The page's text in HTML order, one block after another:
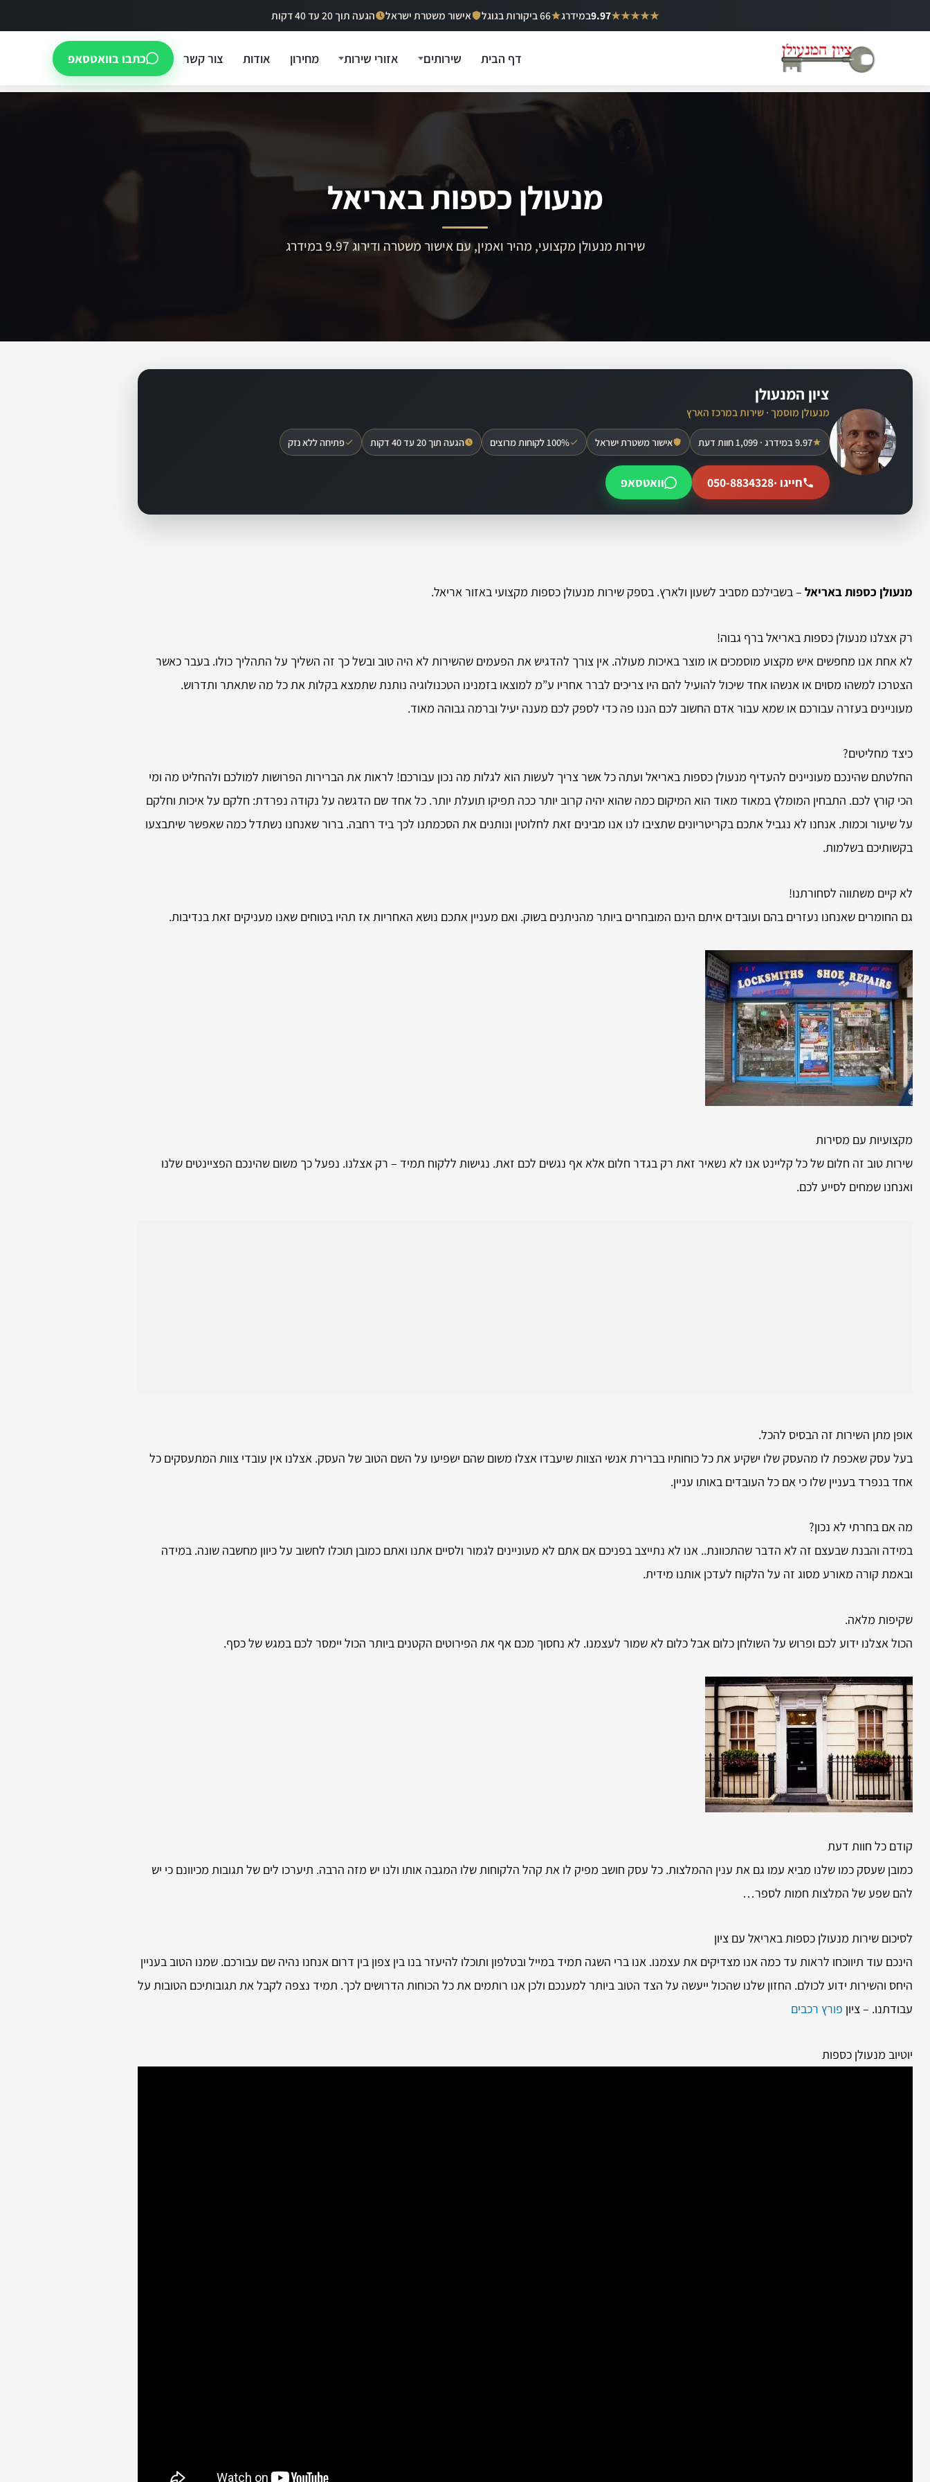
לתוכן
★★★★★
9.97במידרג 66 ביקורות בגוגל אישור משטרת ישראל הגעה תוך 20 עד 40 דקות
דף הבית שירותים אזורי שירות מחירון אודות צור קשר כתבו בוואטסאפ
מנעולן כספות באריאל
שירות מנעולן מקצועי, מהיר ואמין, עם אישור משטרה ודירוג 9.97 במידרג
ציון המנעולן
מנעולן מוסמך · שירות במרכז הארץ
9.97 במידרג · 1,099 חוות דעת אישור משטרת ישראל 100% לקוחות מרוצים הגעה תוך 20 עד 40 דקות פתיחה ללא נזק
חייגו ·050-8834328 וואטסאפ
מנעולן כספות באריאל – בשבילכם מסביב לשעון ולארץ. בספק שירות מנעולן כספות מקצועי באזור אריאל.
רק אצלנו מנעולן כספות באריאל ברף גבוה!
לא אחת אנו מחפשים איש מקצוע מוסמכים או מוצר באיכות מעולה. אין צורך להדגיש את הפעמים שהשירות לא היה טוב ובשל כך זה השליך על התהליך כולו. בעבר כאשר
הצטרכו למשהו מסוים או אנשהו אחד שיכול להועיל להם היו צריכים לברר אחריו ע”מ למוצאו בזמנינו הטכנולוגיה נותנת שתמצא בקלות את כל מה שתאתר ותדרוש.
מעוניינים בעזרה עבורכם או שמא עבור אדם החשוב לכם הננו פה כדי לספק לכם מענה יעיל וברמה גבוהה מאוד.
כיצד מחליטים?
החלטתם שהינכם מעוניינים להעדיף מנעולן כספות באריאל ועתה כל אשר צריך לעשות הוא לגלות מה נכון עבורכם! לראות את הברירות הפרושות למולכם ולהחליט מה ומי
הכי קורץ לכם. התבחין המומלץ במאוד מאוד הוא המיקום כמה שהוא יהיה קרוב יותר ככה תפיקו תועלת יותר. כל אחד שם הדגשה על נקודה נפרדת: חלקם על איכות וחלקם
על שיעור וכמות. אנחנו לא נגביל אתכם בקריטריונים שתציבו לנו אנו מבינים זאת לחלוטין ונותנים את הסכמתנו לכך ביד רחבה. ברור שאנחנו נשתדל כמה שאפשר שיתבצעו
בקשותיכם בשלמות.
לא קיים משתווה לסחורתנו!
גם החומרים שאנחנו נעזרים בהם ועובדים איתם הינם המובחרים ביותר מהניתנים בשוק. ואם מעניין אתכם נושא האחריות אז תהיו בטוחים שאנו מעניקים זאת בנדיבות.
מקצועיות עם מסירות
שירות טוב זה חלום של כל קליינט אנו לא נשאיר זאת רק בגדר חלום אלא אף נגשים לכם זאת. נגישות ללקוח תמיד – רק אצלנו. נפעל כך משום שהינכם הפציינטים שלנו
ואנחנו שמחים לסייע לכם.
אופן מתן השירות זה הבסיס להכל.
בעל עסק שאכפת לו מהעסק שלו ישקיע את כל כוחותיו בברירת אנשי הצוות שיעבדו אצלו משום שהם ישפיעו על השם הטוב של העסק. אצלנו אין עובדי צוות המתעסקים כל
אחד בנפרד בעניין שלו כי אם כל העובדים באותו עניין.
מה אם בחרתי לא נכון?
במידה והבנת שבעצם זה לא הדבר שהתכוונת.. אנו לא נתייצב בפניכם אם אתם לא מעוניינים לגמור ולסיים אתנו ואתם כמובן תוכלו לחשוב על כיוון מחשבה שונה. במידה
ובאמת קורה מאורע מסוג זה על הלקוח לעדכן אותנו מידית.
שקיפות מלאה.
הכול אצלנו ידוע לכם ופרוש על השולחן כלום אבל כלום לא שמור לעצמנו. לא נחסוך מכם אף את הפירוטים הקטנים ביותר הכול יימסר לכם במגש של כסף.
קודם כל חוות דעת
כמובן שעסק כמו שלנו מביא עמו גם את ענין ההמלצות. כל עסק חושב מפיק לו את קהל הלקוחות שלו המגבה אותו ולנו יש מזה הרבה. תיערכו לים של תגובות מכיוונם כי יש
להם שפע של המלצות חמות לספר…
לסיכום שירות מנעולן כספות באריאל עם ציון
הינכם עוד תיווכחו לראות עד כמה אנו מצדיקים את עצמנו. אנו ברי השגה תמיד במייל ובטלפון ותוכלו להיעזר בנו בין צפון בין דרום אנחנו נהיה שם עבורכם. שמנו הטוב בעניין
היחס והשירות ידוע לכולם. החזון שלנו שהכול ייעשה על הצד הטוב ביותר למענכם ולכן אנו רותמים את כל הכוחות הדרושים לכך. תמיד נצפה לקבל את תגובותיכם הטובות על
עבודתנו. – ציון פורץ רכבים
יוטיוב מנעולן כספות